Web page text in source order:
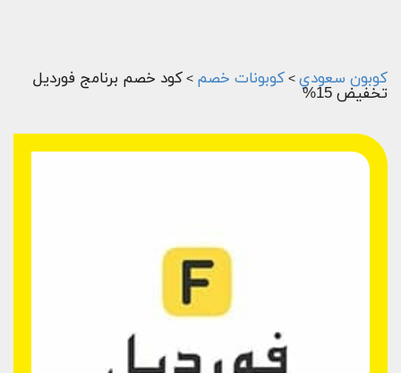
كوبون سعودي > كوبونات خصم > كود خصم برنامج فورديل
تخفيض 15%